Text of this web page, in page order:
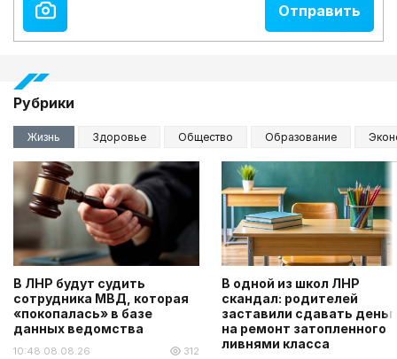
Рубрики
Жизнь Здоровье Общество Образование
В ЛНР будут судить
сотрудника МВД, которая
«покопалась» в базе
данных ведомства
10:48 08.08.26 312
В одной из школ ЛНР
скандал: родителей
заставили сдавать
на ремонт затопленного
ливнями класса